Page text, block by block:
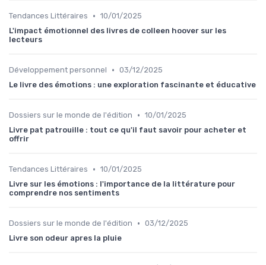
Tendances Littéraires • 10/01/2025
L'impact émotionnel des livres de colleen hoover sur les
lecteurs
Développement personnel • 03/12/2025
Le livre des émotions : une exploration fascinante et éducative
Dossiers sur le monde de l'édition • 10/01/2025
Livre pat patrouille : tout ce qu'il faut savoir pour acheter et
offrir
Tendances Littéraires • 10/01/2025
Livre sur les émotions : l'importance de la littérature pour
comprendre nos sentiments
Dossiers sur le monde de l'édition • 03/12/2025
Livre son odeur apres la pluie